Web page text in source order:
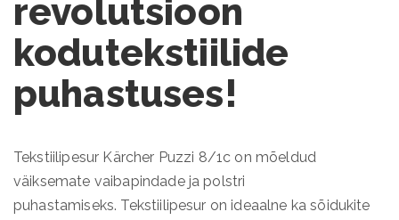
revolutsioon
kodutekstiilide
puhastuses!
Tekstiilipesur Kärcher Puzzi 8/1c on mõeldud
väiksemate vaibapindade ja polstri
puhastamiseks. Tekstiilipesur on ideaalne ka sõidukite